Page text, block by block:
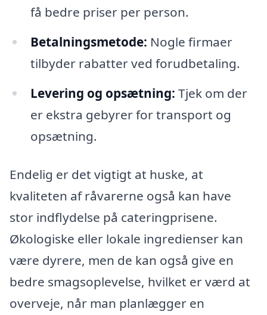
få bedre priser per person.
Betalningsmetode: Nogle firmaer
tilbyder rabatter ved forudbetaling.
Levering og opsætning: Tjek om der
er ekstra gebyrer for transport og
opsætning.
Endelig er det vigtigt at huske, at
kvaliteten af råvarerne også kan have
stor indflydelse på cateringprisene.
Økologiske eller lokale ingredienser kan
være dyrere, men de kan også give en
bedre smagsoplevelse, hvilket er værd at
overveje, når man planlægger en